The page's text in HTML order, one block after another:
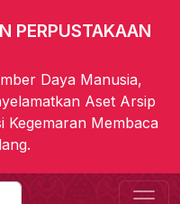
PERPUSTAKAAN
Daya Manusia,
Aset Arsip
Kegemaran Membaca